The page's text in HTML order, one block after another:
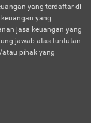
yang terdaftar di
yang
jasa keuangan yang
jawab atas tuntutan
pihak yang